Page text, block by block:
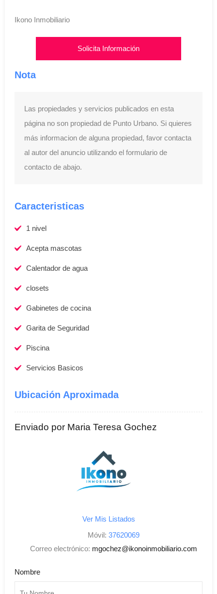
Ikono Inmobiliario
Solicita Información
Nota
Las propiedades y servicios publicados en esta
página no son propiedad de Punto Urbano. Si quieres
más informacion de alguna propiedad, favor contacta
al autor del anuncio utilizando el formulario de
contacto de abajo.
Caracteristicas
1 nivel
Acepta mascotas
Calentador de agua
closets
Gabinetes de cocina
Garita de Seguridad
Piscina
Servicios Basicos
Ubicación Aproximada
Enviado por Maria Teresa Gochez
Ver Mis Listados
Móvil: 37620069
Correo electrónico: mgochez@ikonoinmobiliario.com
Nombre